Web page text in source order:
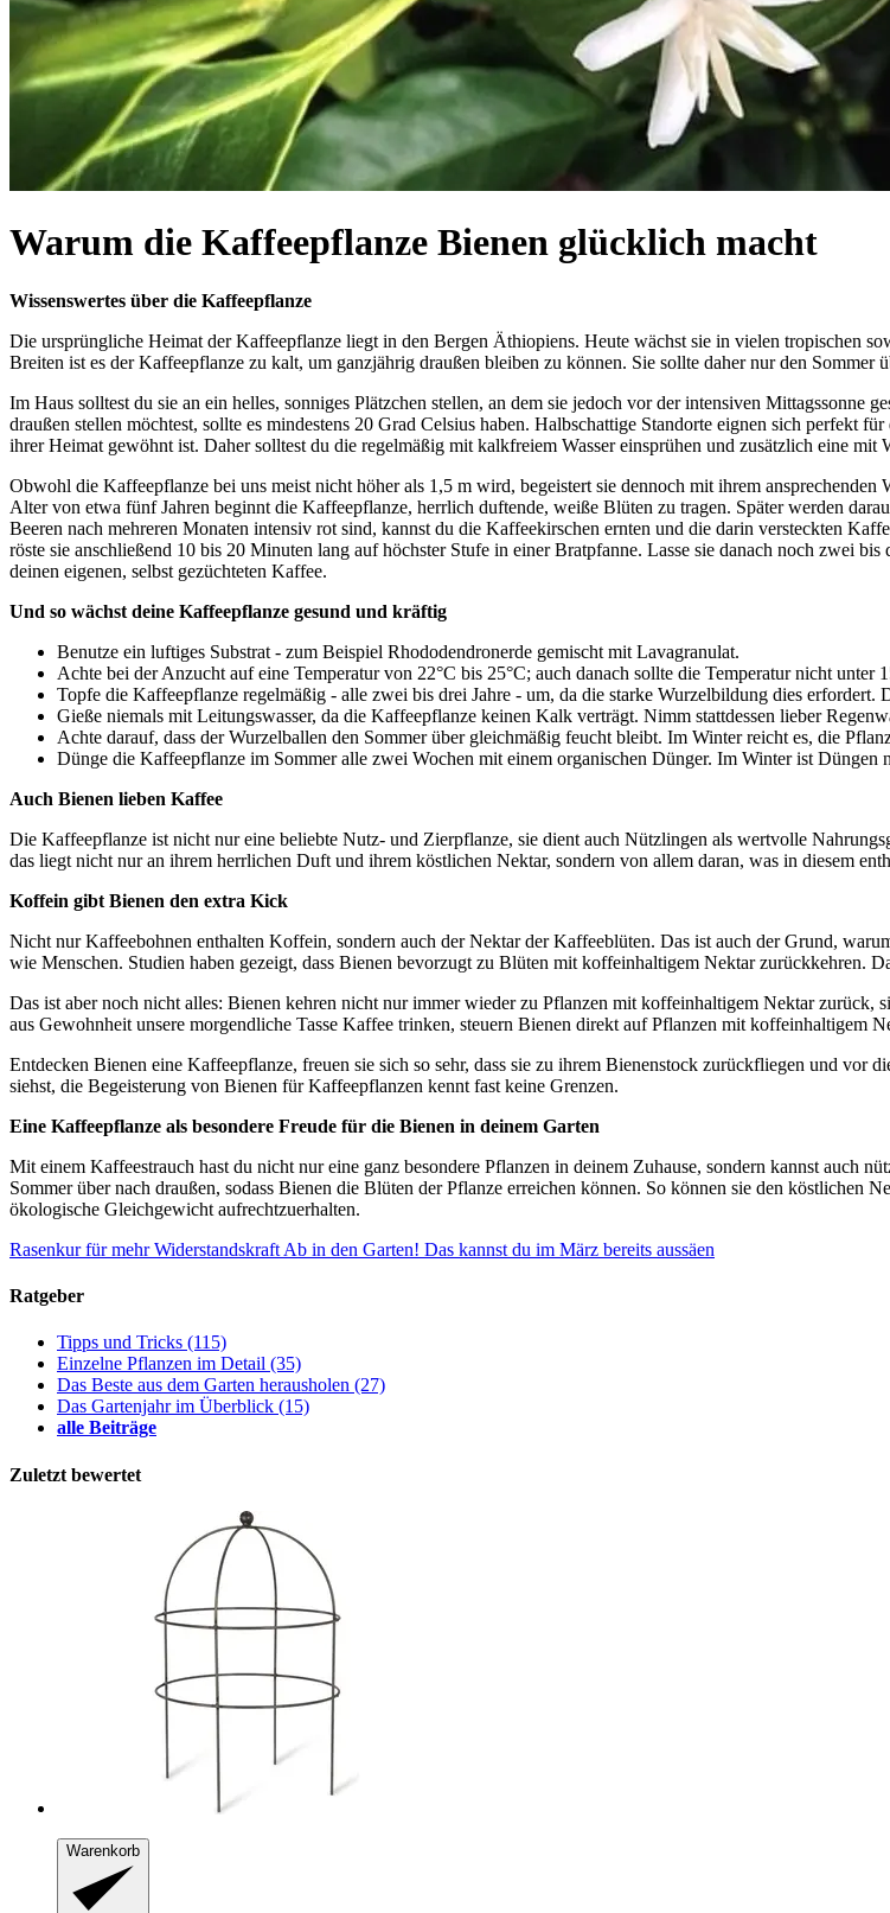
Warum die Kaffeepflanze Bienen glücklich macht
Wissenswertes über die Kaffeepflanze
Die ursprüngliche Heimat der Kaffeepflanze liegt in den Bergen Äthiopiens. Heute wächst sie in vielen tropischen
Breiten ist es der Kaffeepflanze zu kalt, um ganzjährig draußen bleiben zu können. Sie sollte daher nur den
Im Haus solltest du sie an ein helles, sonniges Plätzchen stellen, an dem sie jedoch vor der intensiven Mittagssonne
draußen stellen möchtest, sollte es mindestens 20 Grad Celsius haben. Halbschattige Standorte eignen sich perfekt
ihrer Heimat gewöhnt ist. Daher solltest du die regelmäßig mit kalkfreiem Wasser einsprühen und zusätzlich eine mit
Obwohl die Kaffeepflanze bei uns meist nicht höher als 1,5 m wird, begeistert sie dennoch mit ihrem
Alter von etwa fünf Jahren beginnt die Kaffeepflanze, herrlich duftende, weiße Blüten zu tragen. Später werden
Beeren nach mehreren Monaten intensiv rot sind, kannst du die Kaffeekirschen ernten und die darin versteckten
röste sie anschließend 10 bis 20 Minuten lang auf höchster Stufe in einer Bratpfanne. Lasse sie danach noch zwei
deinen eigenen, selbst gezüchteten Kaffee.
Und so wächst deine Kaffeepflanze gesund und kräftig
Benutze ein luftiges Substrat - zum Beispiel Rhododendronerde gemischt mit Lavagranulat.
Achte bei der Anzucht auf eine Temperatur von 22°C bis 25°C; auch danach sollte die Temperatur nicht unter
Topfe die Kaffeepflanze regelmäßig - alle zwei bis drei Jahre - um, da die starke Wurzelbildung dies
Gieße niemals mit Leitungswasser, da die Kaffeepflanze keinen Kalk verträgt. Nimm stattdessen lieber
Achte darauf, dass der Wurzelballen den Sommer über gleichmäßig feucht bleibt. Im Winter reicht es, die
Dünge die Kaffeepflanze im Sommer alle zwei Wochen mit einem organischen Dünger. Im Winter ist Düngen
Auch Bienen lieben Kaffee
Die Kaffeepflanze ist nicht nur eine beliebte Nutz- und Zierpflanze, sie dient auch Nützlingen als wertvolle
das liegt nicht nur an ihrem herrlichen Duft und ihrem köstlichen Nektar, sondern von allem daran, was in diesem
Koffein gibt Bienen den extra Kick
Nicht nur Kaffeebohnen enthalten Koffein, sondern auch der Nektar der Kaffeeblüten. Das ist auch der Grund,
wie Menschen. Studien haben gezeigt, dass Bienen bevorzugt zu Blüten mit koffeinhaltigem Nektar zurückkehren.
Das ist aber noch nicht alles: Bienen kehren nicht nur immer wieder zu Pflanzen mit koffeinhaltigem Nektar
aus Gewohnheit unsere morgendliche Tasse Kaffee trinken, steuern Bienen direkt auf Pflanzen mit koffeinhaltigem
Entdecken Bienen eine Kaffeepflanze, freuen sie sich so sehr, dass sie zu ihrem Bienenstock zurückfliegen und vor
siehst, die Begeisterung von Bienen für Kaffeepflanzen kennt fast keine Grenzen.
Eine Kaffeepflanze als besondere Freude für die Bienen in deinem Garten
Mit einem Kaffeestrauch hast du nicht nur eine ganz besondere Pflanzen in deinem Zuhause, sondern kannst auch
Sommer über nach draußen, sodass Bienen die Blüten der Pflanze erreichen können. So können sie den köstlichen
ökologische Gleichgewicht aufrechtzuerhalten.
Rasenkur für mehr Widerstandskraft Ab in den Garten! Das kannst du im März bereits aussäen
Ratgeber
Tipps und Tricks (115)
Einzelne Pflanzen im Detail (35)
Das Beste aus dem Garten herausholen (27)
Das Gartenjahr im Überblick (15)
alle Beiträge
Zuletzt bewertet
Warenkorb